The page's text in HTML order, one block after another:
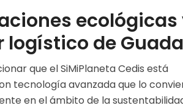
logístico de
que el SiMiPlaneta Cedis está
tecnología avanzada que lo
en el ámbito de la